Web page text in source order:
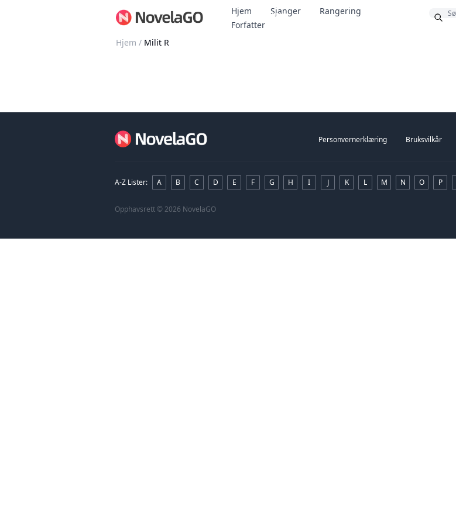
Hjem Sjanger
Rangering
Forfatter
Bonus
Hjem / Milit R
Personvernerklæring Bruksvilkår
A-Z Lister: A B C D E F G H I J K L M N O P
Opphavsrett© 2026 NovelaGO